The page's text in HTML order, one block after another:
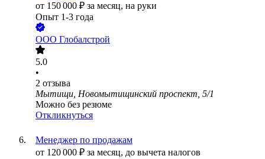
от 150 000 ₽ за месяц, на руки
Опыт 1-3 года
ООО Глобалстрой
5.0
•
2 отзыва
Мытищи, Новомытищинский проспект, 5/1
Можно без резюме
Откликнуться
Менеджер по продажам
от 120 000 ₽ за месяц, до вычета налогов